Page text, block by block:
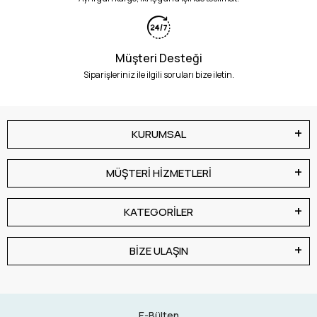
Müşteri Desteği
Siparişleriniz ile ilgili soruları bize iletin.
KURUMSAL
MÜŞTERİ HİZMETLERİ
KATEGORİLER
BİZE ULAŞIN